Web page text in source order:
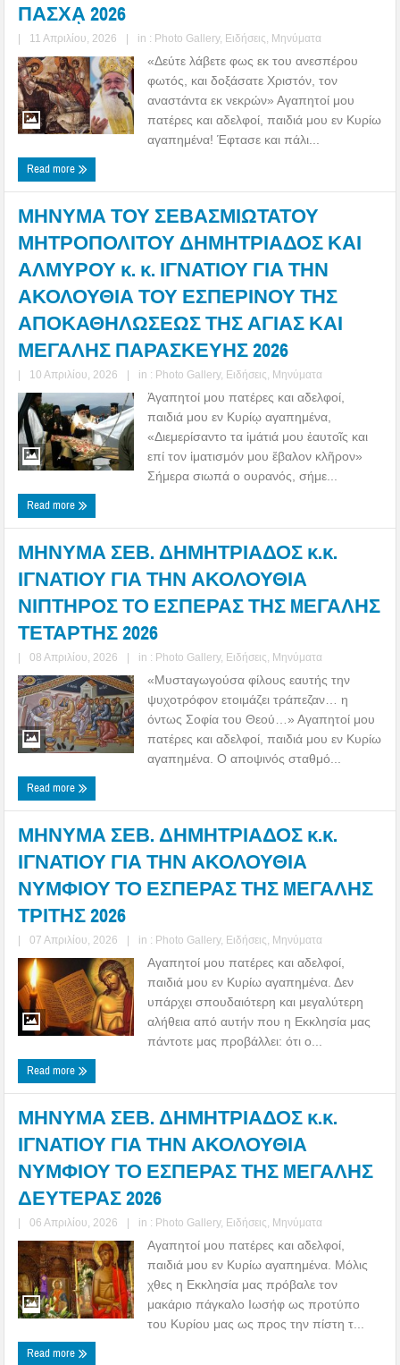
ΠΑΣΧᾼ 2026
| 11 Απριλίου, 2026 | in : Photo Gallery, Ειδήσεις Μηνύματα
«Δεύτε λάβετε φως εκ του ανεσπέρου
φωτός, και δοξάσατε Χριστόν, τον
αναστάντα εκ νεκρών» Αγαπητοί μου
πατέρες και αδελφοί, παιδιά μου εν Κυρίω
αγαπημένα! Έφτασε και πάλι...
Read more
ΜΗΝΥΜΑ ΤΟΥ ΣΕΒΑΣΜΙΩΤΑΤΟΥ
ΜΗΤΡΟΠΟΛΙΤΟΥ ΔΗΜΗΤΡΙΑΔΟΣ ΚΑΙ
ΑΛΜΥΡΟΥ κ. κ. ΙΓΝΑΤΙΟΥ ΓΙΑ ΤΗΝ
ΑΚΟΛΟΥΘΙΑ ΤΟΥ ΕΣΠΕΡΙΝΟΥ ΤΗΣ
ΑΠΟΚΑΘΗΛΩΣΕΩΣ ΤΗΣ ΑΓΙΑΣ ΚΑΙ
ΜΕΓΑΛΗΣ ΠΑΡΑΣΚΕΥΗΣ 2026
| 10 Απριλίου, 2026 | in : Photo Gallery, Ειδήσεις Μηνύματα
Ἀγαπητοί μου πατέρες και αδελφοί,
παιδιά μου εν Κυρίῳ αγαπημένα,
«Διεμερίσαντο τα ἱμάτιά μου ἑαυτοῖς και
επί τον ἱματισμόν μου ἔβαλον κλῆρον»
Σήμερα σιωπά ο ουρανός, σήμε...
Read more
ΜΗΝΥΜΑ ΣΕΒ. ΔΗΜΗΤΡΙΑΔΟΣ κ.κ.
ΙΓΝΑΤΙΟΥ ΓΙΑ ΤΗΝ ΑΚΟΛΟΥΘΙΑ
ΝΙΠΤΗΡΟΣ ΤΟ ΕΣΠΕΡΑΣ ΤΗΣ MΕΓΑΛΗΣ
ΤΕΤΑΡΤΗΣ 2026
| 08 Απριλίου, 2026 | in : Photo Gallery, Ειδήσεις Μηνύματα
«Μυσταγωγούσα φίλους εαυτής την
ψυχοτρόφον ετοιμάζει τράπεζαν… η
όντως Σοφία του Θεού…» Αγαπητοί μου
πατέρες και αδελφοί, παιδιά μου εν Κυρίω
αγαπημένα. Ο αποψινός σταθμό...
Read more
ΜΗΝΥΜΑ ΣΕΒ. ΔΗΜΗΤΡΙΑΔΟΣ κ.κ.
ΙΓΝΑΤΙΟΥ ΓΙΑ ΤΗΝ ΑΚΟΛΟΥΘΙΑ
ΝΥΜΦΙΟΥ ΤΟ ΕΣΠΕΡΑΣ ΤΗΣ MΕΓΑΛΗΣ
ΤΡΙΤΗΣ 2026
| 07 Απριλίου, 2026 | in : Photo Gallery, Ειδήσεις Μηνύματα
Αγαπητοί μου πατέρες και αδελφοί,
παιδιά μου εν Κυρίω αγαπημένα. Δεν
υπάρχει σπουδαιότερη και μεγαλύτερη
αλήθεια από αυτήν που η Εκκλησία μας
πάντοτε μας προβάλλει: ότι ο...
Read more
ΜΗΝΥΜΑ ΣΕΒ. ΔΗΜΗΤΡΙΑΔΟΣ κ.κ.
ΙΓΝΑΤΙΟΥ ΓΙΑ ΤΗΝ ΑΚΟΛΟΥΘΙΑ
ΝΥΜΦΙΟΥ ΤΟ ΕΣΠΕΡΑΣ ΤΗΣ MΕΓΑΛΗΣ
ΔΕΥΤΕΡΑΣ 2026
| 06 Απριλίου, 2026 | in : Photo Gallery, Ειδήσεις Μηνύματα
Αγαπητοί μου πατέρες και αδελφοί,
παιδιά μου εν Κυρίω αγαπημένα. Μόλις
χθες η Εκκλησία μας πρόβαλε τον
μακάριο πάγκαλο Ιωσήφ ως προτύπο
του Κυρίου μας ως προς την πίστη τ...
Read more